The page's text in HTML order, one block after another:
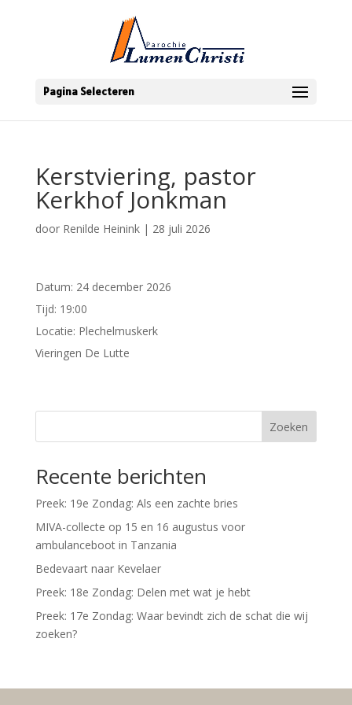
Pagina Selecteren
Kerstviering, pastor
Kerkhof Jonkman
door Renilde Heinink| 28 juli 2026
Datum: 24 december 2026
Tijd: 19:00
Locatie: Plechelmuskerk
Vieringen De Lutte
Zoeken
Recente berichten
Preek: 19e Zondag: Als een zachte bries
MIVA-collecte op 15 en 16 augustus voor
ambulanceboot in Tanzania
Bedevaart naar Kevelaer
Preek: 18e Zondag: Delen met wat je hebt
Preek: 17e Zondag: Waar bevindt zich de schat die wij
zoeken?